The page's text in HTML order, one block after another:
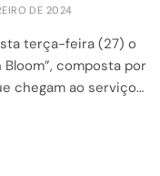
DE 2024
terça-feira (27) o
composta por
chegam ao serviço…